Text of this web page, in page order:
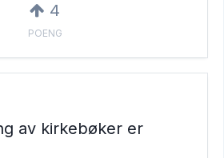
4
POENG
av kirkebøker er